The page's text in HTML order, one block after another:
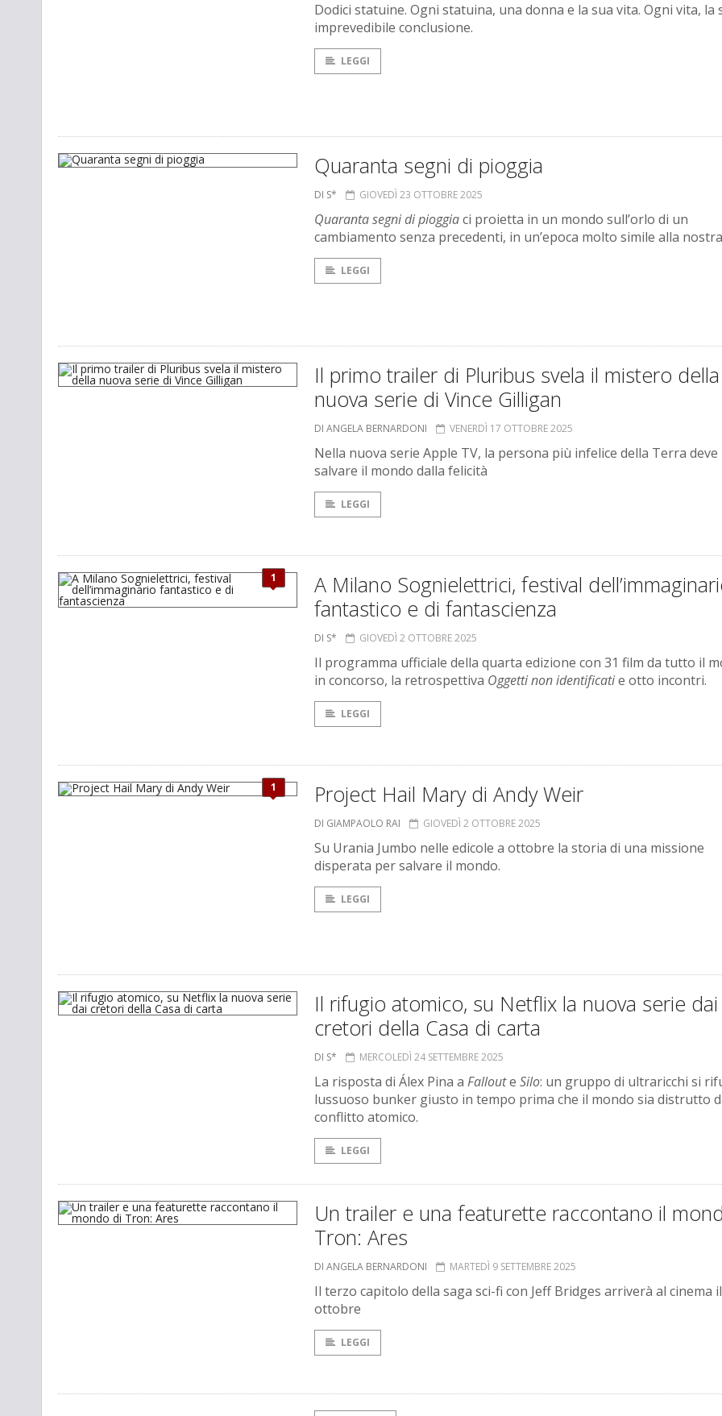
Dodici statuine. Ogni statuina, una donna e la sua vita. Ogni vita, la
imprevedibile conclusione.
LEGGI
Quaranta segni di pioggia
DI S* GIOVEDÌ 23 OTTOBRE 2025
Quaranta segni di pioggiaci proietta in un mondo sull’orlo di un
cambiamento senza precedenti, in un’epoca molto simile alla
LEGGI
Il primo trailer di Pluribus svela il mistero della
nuova serie di Vince Gilligan
DI ANGELA BERNARDONI VENERDÌ 17 OTTOBRE 2025
Nella nuova serie Apple TV, la persona più infelice della Terra deve
salvare il mondo dalla felicità
LEGGI
1
A Milano Sognielettrici, festival
fantastico e di fantascienza
DI S* GIOVEDÌ 2 OTTOBRE 2025
Il programma ufficiale della quarta edizione con 31 film da tutto il
in concorso, la retrospettiva Oggetti non identificatie otto incontri.
LEGGI
1 Project Hail Mary di Andy Weir
DI GIAMPAOLO RAI GIOVEDÌ 2 OTTOBRE 2025
Su Urania Jumbo nelle edicole a ottobre la storia di una missione
disperata per salvare il mondo.
LEGGI
Il rifugio atomico, su Netflix la nuova serie dai
cretori della Casa di carta
DI S* MERCOLEDÌ 24 SETTEMBRE 2025
La risposta di Álex Pina a Falloute Silo: un gruppo di ultraricchi si
lussuoso bunker giusto in tempo prima che il mondo sia distrutto
conflitto atomico.
LEGGI
Un trailer e una featurette raccontano il
Tron: Ares
DI ANGELA BERNARDONI MARTEDÌ 9 SETTEMBRE 2025
Il terzo capitolo della saga sci-fi con Jeff Bridges arriverà al cinema
ottobre
LEGGI